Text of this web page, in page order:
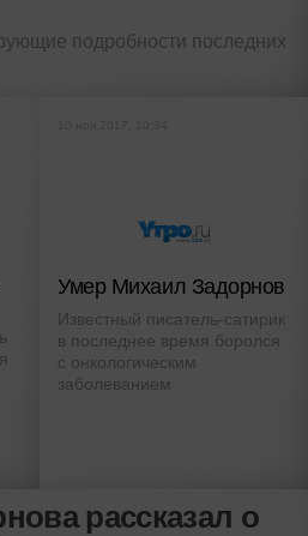
подробности последних
Умер Михаил Задорнов
Известный писатель-сатирик
в последнее время боролся
с онкологическим
заболеванием
рассказал о